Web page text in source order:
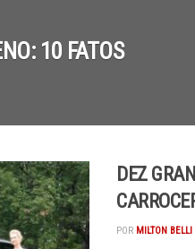
10 FATOS
DEZ
POR MILTON BELLI